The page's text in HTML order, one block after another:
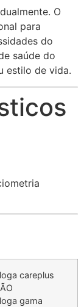
O
para
do
saúde do
estilo de vida.
careplus
gama